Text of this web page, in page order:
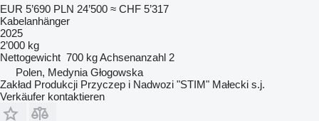
EUR 5’690 PLN 24’500 ≈ CHF 5’317
Kabelanhänger
2025
2’000 kg
Nettogewicht 700 kgAchsenanzahl 2
Polen, Medynia Głogowska
Zakład Produkcji Przyczep i Nadwozi "STIM" Małecki s.j.
Verkäufer kontaktieren